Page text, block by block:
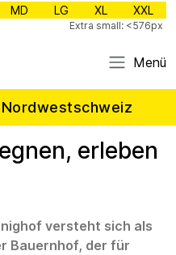
MD LG XL XXL
Extra small: <576px
Menü
erleben
versteht sich als
Bauernhof, der für